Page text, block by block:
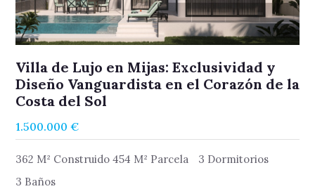
Villa de Lujo en Mijas: Exclusividad y
Diseño Vanguardista en el Corazón de la
Costa del Sol
1.500.000 €
362 M² Construido 454 M² Parcela
3 Dormitorios
3 Baños